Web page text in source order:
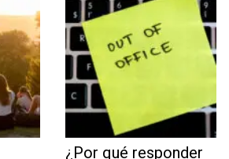
¿Por qué responder